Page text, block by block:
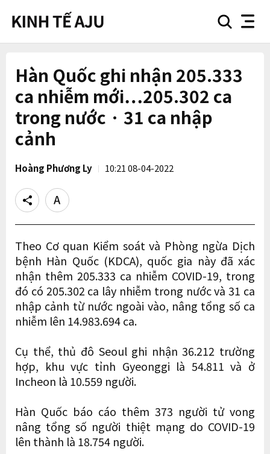
searchnav
Hàn Quốc ghi nhận 205.333
ca nhiễm mới…205.302 ca
trong nước · 31 ca nhập
cảnh
Hoàng Phương Ly 10:21 08-04-2022
Share
Text
size
Theo Cơ quan Kiểm soát và Phòng ngừa Dịch
bệnh Hàn Quốc (KDCA), quốc gia này đã xác
nhận thêm 205.333 ca nhiễm COVID-19, trong
đó có 205.302 ca lây nhiễm trong nước và 31 ca
nhập cảnh từ nước ngoài vào, nâng tổng số ca
nhiễm lên 14.983.694 ca.
Cụ thể, thủ đô Seoul ghi nhận 36.212 trường
hợp, khu vực tỉnh Gyeonggi là 54.811 và ở
Incheon là 10.559 người.
Hàn Quốc báo cáo thêm 373 người tử vong
nâng tổng số người thiệt mạng do COVID-19
lên thành là 18.754 người.